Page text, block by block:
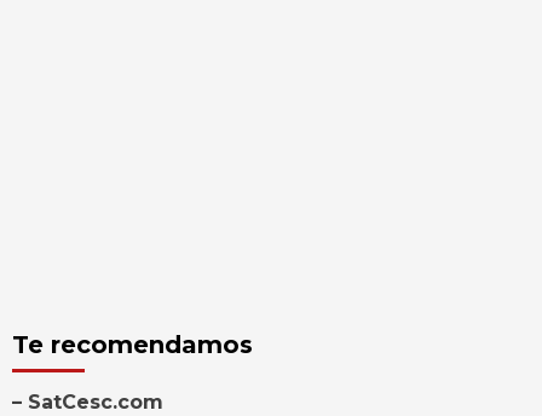
Te recomendamos
– SatCesc.com